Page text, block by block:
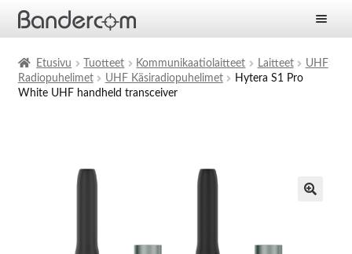
Tuotteet
valikko
Ajankohtaista
Etusivu Tuotteet Kommunikaatiolaitteet Laitteet
UHF
Radiopuhelimet
UHF Käsiradiopuhelimet
Hytera S1 Pro
White UHF handheld transceiver